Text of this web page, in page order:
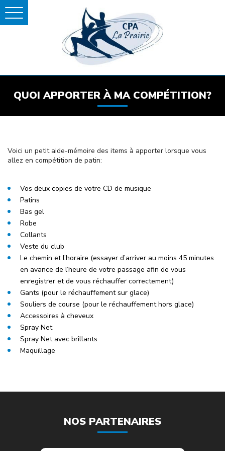
QUOI APPORTER À MA COMPÉTITION?
Voici un petit aide-mémoire des items à apporter lorsque vous
allez en compétition de patin:
Vos deux copies de votre CD de musique
Patins
Bas gel
Robe
Collants
Veste du club
Le chemin et l’horaire (essayer d’arriver au moins 45 minutes
en avance de l’heure de votre passage afin de vous
enregistrer et de vous réchauffer correctement)
Gants (pour le réchauffement sur glace)
Souliers de course (pour le réchauffement hors glace)
Accessoires à cheveux
Spray Net
Spray Net avec brillants
Maquillage
NOS PARTENAIRES